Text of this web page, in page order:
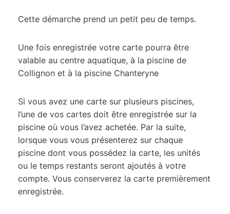
Cette démarche prend un petit peu de temps.
Une fois enregistrée votre carte pourra être
valable au centre aquatique, à la piscine de
Collignon et à la piscine Chanteryne
Si vous avez une carte sur plusieurs piscines,
l’une de vos cartes doit être enregistrée sur la
piscine où vous l’avez achetée. Par la suite,
lorsque vous vous présenterez sur chaque
piscine dont vous possédez la carte, les unités
ou le temps restants seront ajoutés à votre
compte. Vous conserverez la carte premièrement
enregistrée.